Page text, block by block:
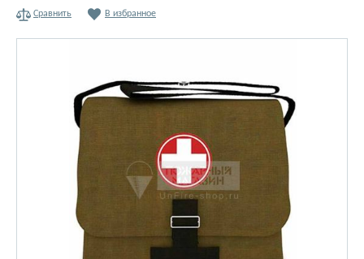
Сравнить В избранное